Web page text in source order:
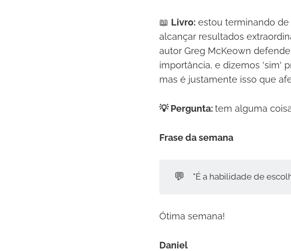
📖 Livro: estou terminando de
alcançar resultados
autor Greg McKeown
importância, e dizemos 'sim'
mas é justamente isso que
💡 Pergunta:tem alguma
Frase da semana
💬 "É a habilidade de
Ótima semana!
Daniel